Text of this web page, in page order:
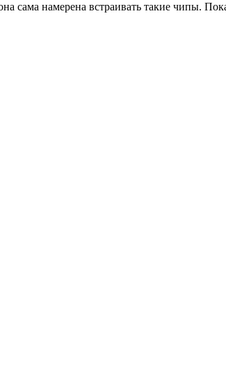
сама намерена встраивать такие чипы.